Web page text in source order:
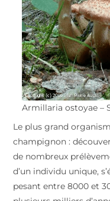
Armillaria ostoyae –
Le plus grand
champignon :
de nombreux
d’un individu unique,
pesant entre 8000 et